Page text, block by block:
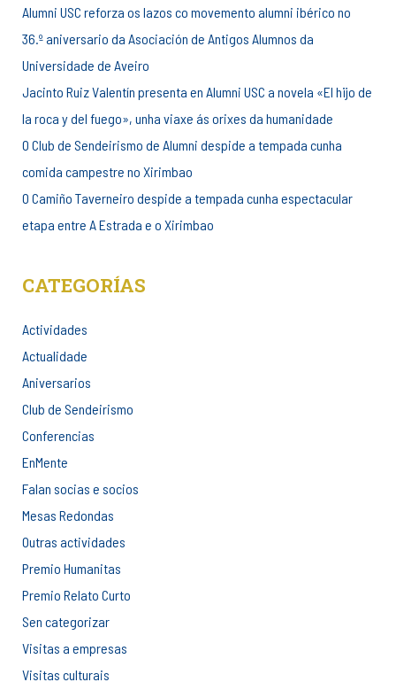
Alumni USC reforza os lazos co movemento alumni ibérico no
36.º aniversario da Asociación de Antigos Alumnos da
Universidade de Aveiro
Jacinto Ruiz Valentín presenta en Alumni USC a novela «El hijo de
la roca y del fuego», unha viaxe ás orixes da humanidade
O Club de Sendeirismo de Alumni despide a tempada cunha
comida campestre no Xirimbao
O Camiño Taverneiro despide a tempada cunha espectacular
etapa entre A Estrada e o Xirimbao
CATEGORÍAS
Actividades
Actualidade
Aniversarios
Club de Sendeirismo
Conferencias
EnMente
Falan socias e socios
Mesas Redondas
Outras actividades
Premio Humanitas
Premio Relato Curto
Sen categorizar
Visitas a empresas
Visitas culturais